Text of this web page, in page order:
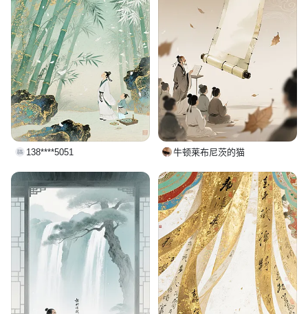
138****5051 牛顿莱布尼茨的猫